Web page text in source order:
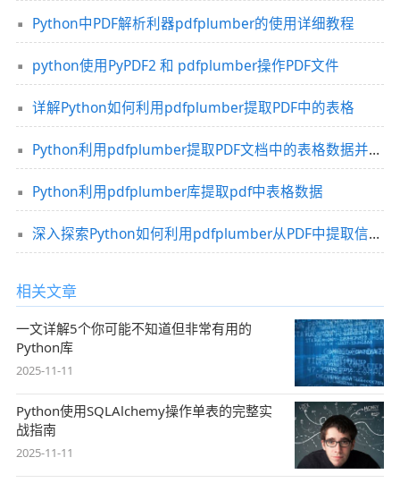
Python中PDF解析利器pdfplumber的使用详细教程
python使用PyPDF2 和 pdfplumber操作PDF文件
详解Python如何利用pdfplumber提取PDF中的表格
Python利用pdfplumber提取PDF文档中的表格数据并导出
Python利用pdfplumber库提取pdf中表格数据
深入探索Python如何利用pdfplumber从PDF中提取信息到实际项目应用
相关文章
一文详解5个你可能不知道但非常有用的
Python库
2025-11-11
Python使用SQLAlchemy操作单表的完整实
战指南
2025-11-11